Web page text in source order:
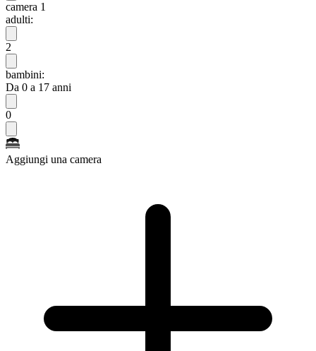
camera 1
adulti:
2
bambini:
Da 0 a 17 anni
0
Aggiungi una camera